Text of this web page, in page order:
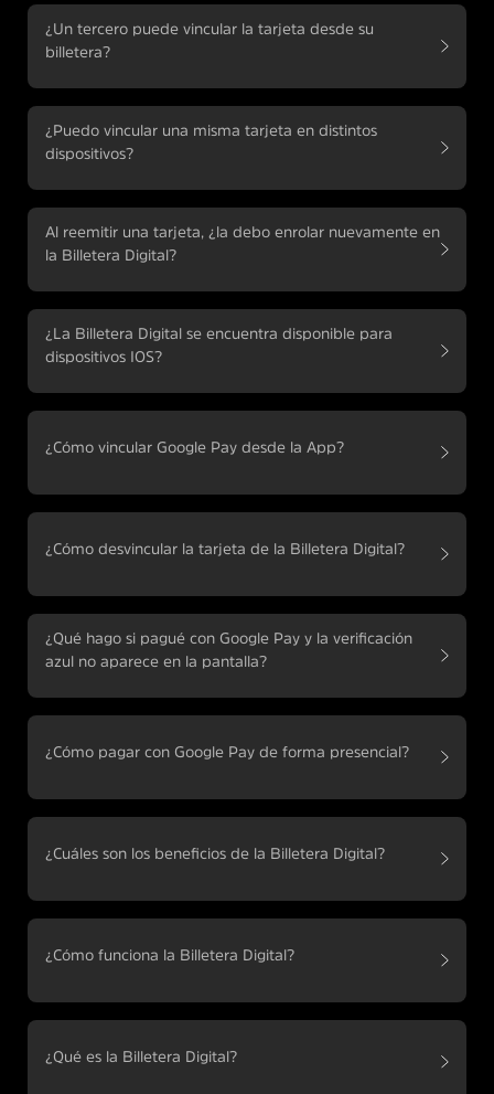
¿Un tercero puede vincular la tarjeta desde su
billetera?
¿Puedo vincular una misma tarjeta en distintos
dispositivos?
Al reemitir una tarjeta, ¿la debo enrolar nuevamente en
la Billetera Digital?
¿La Billetera Digital se encuentra disponible para
dispositivos IOS?
¿Cómo vincular Google Pay desde la App?
¿Cómo desvincular la tarjeta de la Billetera Digital?
¿Qué hago si pagué con Google Pay y la verificación
azul no aparece en la pantalla?
¿Cómo pagar con Google Pay de forma presencial?
¿Cuáles son los beneficios de la Billetera Digital?
¿Cómo funciona la Billetera Digital?
¿Qué es la Billetera Digital?